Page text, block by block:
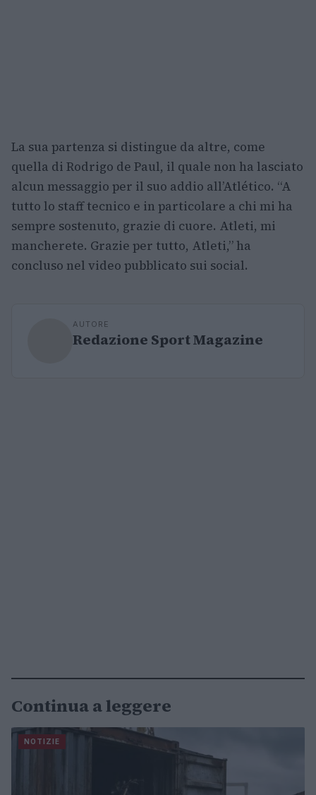
La sua partenza si distingue da altre, come
quella di Rodrigo de Paul, il quale non ha lasciato
alcun messaggio per il suo addio all’Atlético. “A
tutto lo staff tecnico e in particolare a chi mi ha
sempre sostenuto, grazie di cuore. Atleti, mi
mancherete. Grazie per tutto, Atleti,” ha
concluso nel video pubblicato sui social.
AUTORE
Redazione Sport Magazine
Continua a leggere
NOTIZIE